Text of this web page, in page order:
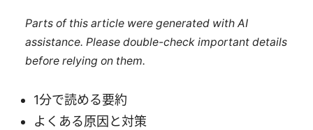
Parts of this article were generated with AI
assistance. Please double-check important details
before relying on them.
1分で読める要約
よくある原因と対策